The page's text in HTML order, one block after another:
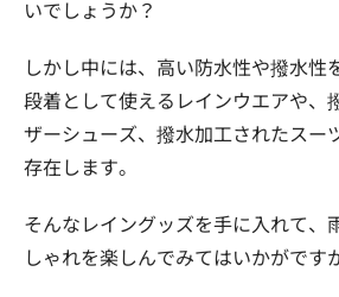
いでしょうか？
しかし中には、高い防水性や撥水性
段着として使えるレインウエアや、
ザーシューズ、撥水加工されたスー
存在します。
そんなレイングッズを手に入れて、
しゃれを楽しんでみてはいかがです